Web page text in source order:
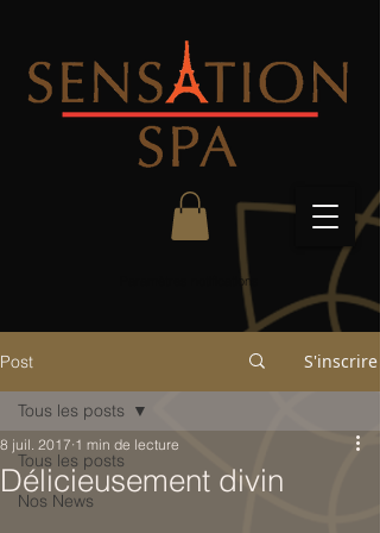
Paramètres notifications
Post S'inscrire
Tous les posts
Nos News
Tous les posts
Délicieusement divin
8 juil. 2017 1 min de lecture